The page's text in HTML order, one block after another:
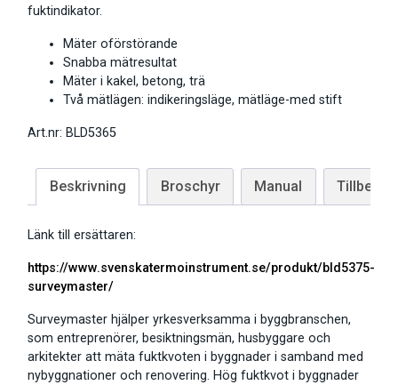
fuktindikator.
Mäter oförstörande
Snabba mätresultat
Mäter i kakel, betong, trä
Två mätlägen: indikeringsläge, mätläge-med stift
Art.nr: BLD5365
Beskrivning Broschyr Manual Tillbehör
Länk till ersättaren:
https://www.svenskatermoinstrument.se/produkt/bld5375-
surveymaster/
Surveymaster hjälper yrkesverksamma i byggbranschen,
som entreprenörer, besiktningsmän, husbyggare och
arkitekter att mäta fuktkvoten i byggnader i samband med
nybyggnationer och renovering. Hög fuktkvot i byggnader